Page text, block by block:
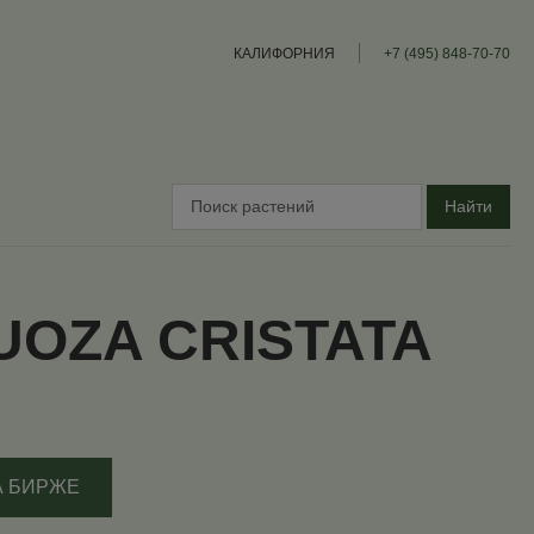
КАЛИФОРНИЯ +7 (495) 848-70-70
Найти
CRISTATA
БИРЖЕ